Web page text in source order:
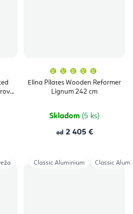
Elina Pilates Wooden Reformer
Lignum 242 cm
produktu
je
Skladom (5 ks)
od 2 405 €
Classic Aluminium Classic